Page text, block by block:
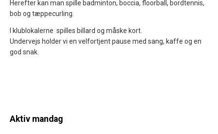
Herefter kan man spille badminton, boccia, floorball, bordtennis,
bob og tæppecurling.
I klublokalerne spilles billard og måske kort.
Undervejs holder vi en velfortjent pause med sang, kaffe og en
god snak.
Aktiv mandag